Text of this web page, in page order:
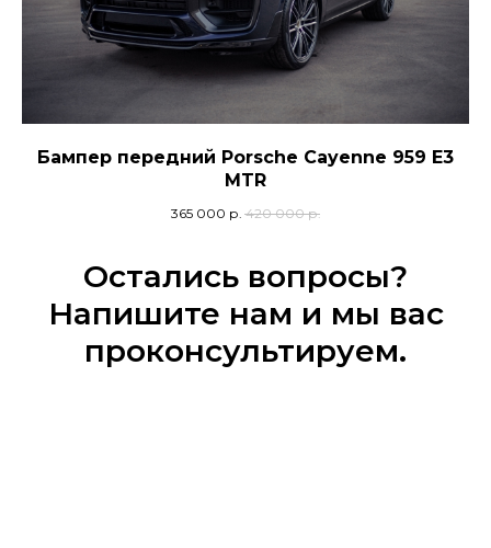
Бампер передний Porsche Cayenne 959 E3
MTR
365 000 р. 420 000 р.
Остались вопросы?
Напишите нам и мы вас
проконсультируем.